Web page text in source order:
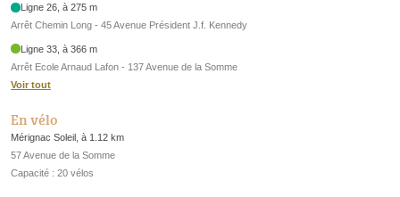
Ligne 26, à 275 m
Arrêt Chemin Long - 45 Avenue Président J.f. Kennedy
Ligne 33, à 366 m
Arrêt Ecole Arnaud Lafon - 137 Avenue de la Somme
Voir tout
En vélo
Mérignac Soleil, à 1.12 km
57 Avenue de la Somme
Capacité : 20 vélos